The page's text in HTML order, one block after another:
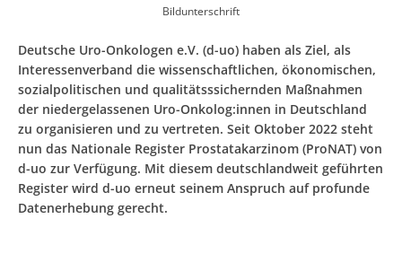
Bildunterschrift
Deutsche Uro-Onkologen e.V. (d-uo) haben als Ziel, als
Interessenverband die wissenschaftlichen, ökonomischen,
sozialpolitischen und qualitätsssichernden Maßnahmen
der niedergelassenen Uro-Onkolog:innen in Deutschland
zu organisieren und zu vertreten. Seit Oktober 2022 steht
nun das Nationale Register Prostatakarzinom (ProNAT) von
d-uo zur Verfügung. Mit diesem deutschlandweit geführten
Register wird d-uo erneut seinem Anspruch auf profunde
Datenerhebung gerecht.